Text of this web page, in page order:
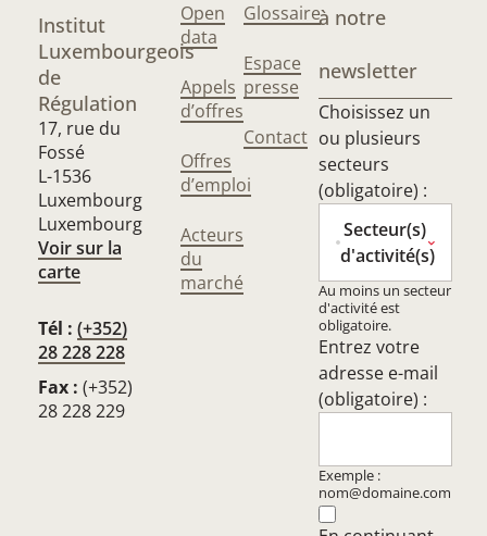
Institut
Luxembourgeois
de
Régulation
17, rue du
Fossé
L-1536
Luxembourg
Luxembourg
Voir sur la
carte
Tél : (+352)
28 228 228
Fax : (+352)
28 228 229
Open
data
Appels
d’offres
Offres
d’emploi
Acteurs
du
marché
Glossaire
Espace
presse
Contact
à notre
newsletter
Choisissez un
ou plusieurs
secteurs
(obligatoire) :
Secteur(s)
d'activité(s)
Au moins un secteur
d'activité est
obligatoire.
Entrez votre
adresse e-mail
(obligatoire) :
Exemple :
nom@domaine.com